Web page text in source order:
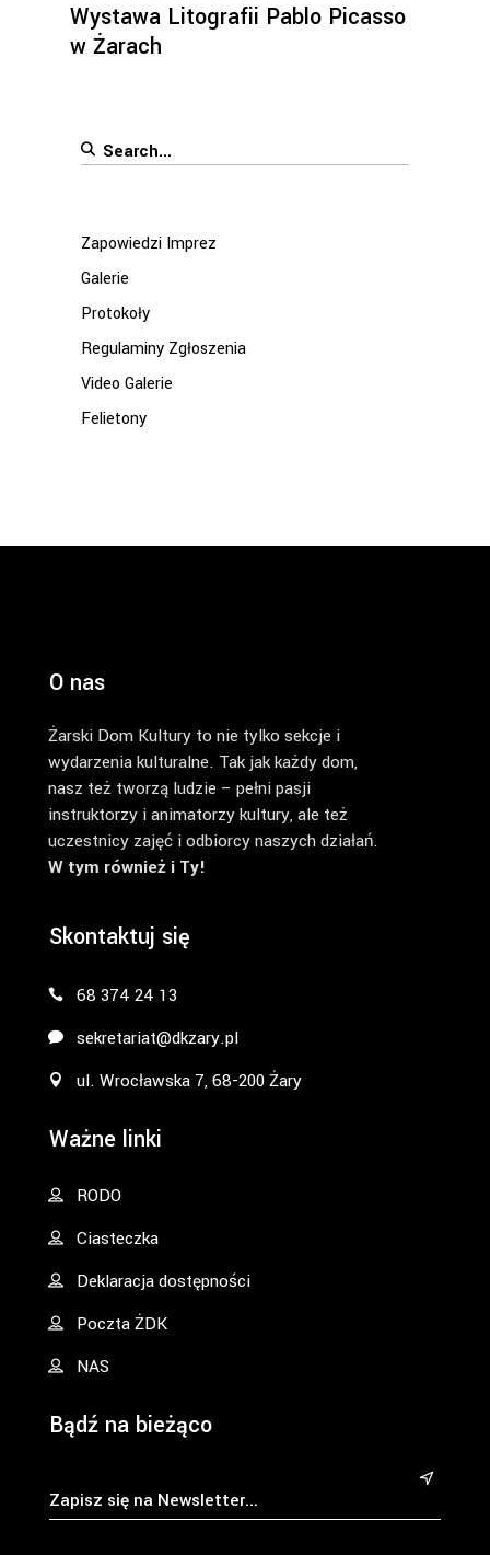
Wystawa Litografii Pablo Picasso
w Żarach
Search
Zapowiedzi Imprez
Galerie
Protokoły
Regulaminy Zgłoszenia
Video Galerie
Felietony
O nas
Żarski Dom Kultury to nie tylko sekcje i
wydarzenia kulturalne. Tak jak każdy dom,
nasz też tworzą ludzie – pełni pasji
instruktorzy i animatorzy kultury, ale też
uczestnicy zajęć i odbiorcy naszych działań.
W tym również i Ty!
Skontaktuj się
68 374 24 13
sekretariat@dkzary.pl
ul. Wrocławska 7, 68-200 Żary
Ważne linki
RODO
Ciasteczka
Deklaracja dostępności
Poczta ŻDK
NAS
Bądź na bieżąco
&